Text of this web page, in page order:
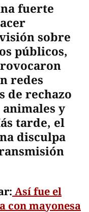
fuerte
sobre
públicos,
redes
de rechazo
y
tarde, el
disculpa
Así fue el
con mayonesa